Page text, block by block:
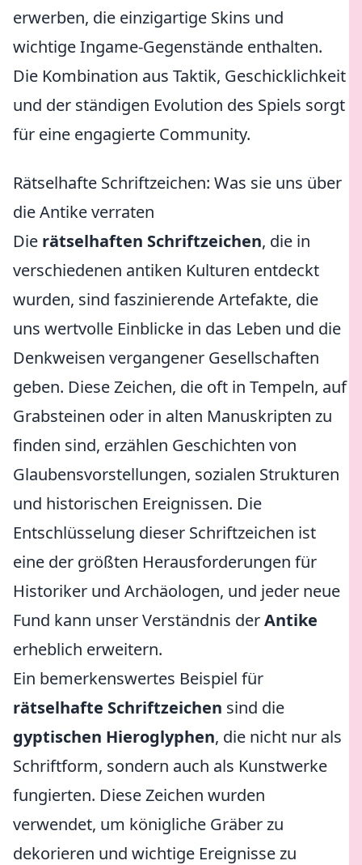
erwerben, die einzigartige Skins und
wichtige Ingame-Gegenstände enthalten.
Die Kombination aus Taktik, Geschicklichkeit
und der ständigen Evolution des Spiels sorgt
für eine engagierte Community.
Rätselhafte Schriftzeichen: Was sie uns über
die Antike verraten
Die rätselhaften Schriftzeichen, die in
verschiedenen antiken Kulturen entdeckt
wurden, sind faszinierende Artefakte, die
uns wertvolle Einblicke in das Leben und die
Denkweisen vergangener Gesellschaften
geben. Diese Zeichen, die oft in Tempeln, auf
Grabsteinen oder in alten Manuskripten zu
finden sind, erzählen Geschichten von
Glaubensvorstellungen, sozialen Strukturen
und historischen Ereignissen. Die
Entschlüsselung dieser Schriftzeichen ist
eine der größten Herausforderungen für
Historiker und Archäologen, und jeder neue
Fund kann unser Verständnis derAntike
erheblich erweitern.
Ein bemerkenswertes Beispiel für
rätselhafte Schriftzeichen sind die
gyptischen Hieroglyphen, die nicht nur als
Schriftform, sondern auch als Kunstwerke
fungierten. Diese Zeichen wurden
verwendet, um königliche Gräber zu
dekorieren und wichtige Ereignisse zu